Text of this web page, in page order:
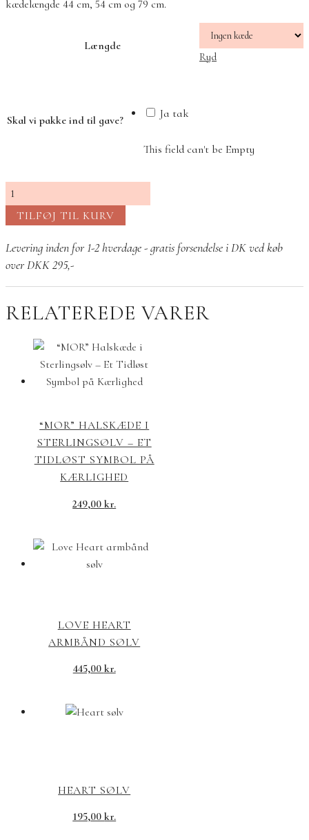
kædelængde 44 cm, 54 cm og 79 cm.
Længde
Ryd
Skal vi pakke ind til gave? Ja tak
This field can't be Empty
Aya
fersken
månesten
sølv
antal
TILFØJ TIL KURV
Levering inden for 1-2 hverdage - gratis forsendelse i DK ved køb
over DKK 295,-
RELATEREDE VARER
“MOR” HALSKÆDE I
STERLINGSØLV – ET
TIDLØST SYMBOL PÅ
KÆRLIGHED
249,00kr.
LOVE HEART
ARMBÅND SØLV
445,00 kr.
HEART SØLV
195,00kr.